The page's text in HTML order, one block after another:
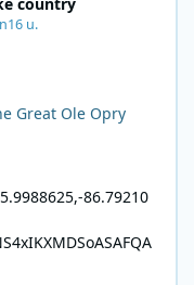
16 u.
Great Ole Opry
86.79210